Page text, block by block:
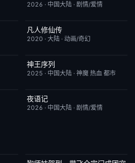
2026 · 中国大陆 · 剧情/爱情
更新至第186集
凡人修仙传
2020 · 大陆 · 动画/奇幻
更新至第202集
神王序列
2025 · 中国大陆 · 神魔 热血 都市
更新至第17集
夜语记
2026 · 中国大陆 · 剧情/爱情